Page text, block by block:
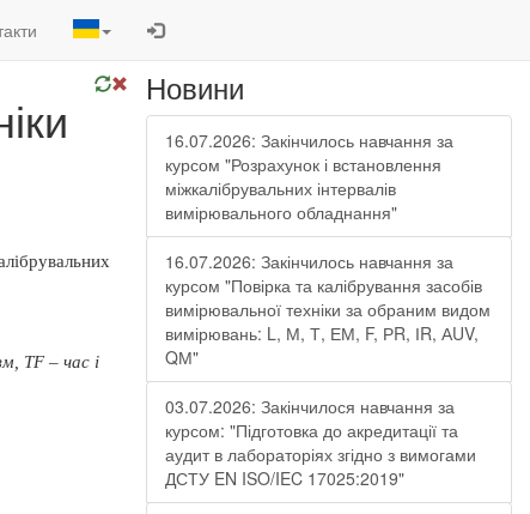
ТF – час і
Новини
16.07.2026: Закінчилось навчання за
курсом "Розрахунок і встановлення
міжкалібрувальних інтервалів
вимірювального обладнання"
16.07.2026: Закінчилось навчання за
курсом "Повірка та калібрування засобів
вимірювальної техніки за обраним видом
вимірювань: L, М, Т, ЕМ, F, РR, ІR, АUV,
QМ"
03.07.2026: Закінчилося навчання за
курсом: "Підготовка до акредитації та
аудит в лабораторіях згідно з вимогами
ДСТУ EN ISO/IEC 17025:2019"